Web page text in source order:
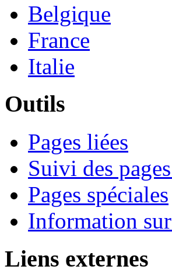
Belgique
France
Italie
Outils
Pages liées
Suivi des
Pages spéciales
Information
Liens externes